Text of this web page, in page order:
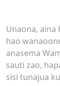
Unaona,
hao
anasema
sauti zao,
sisi tunajua